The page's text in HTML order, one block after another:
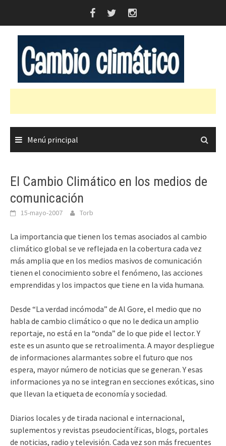
Menú principal
El Cambio Climático en los medios de
comunicación
15-mayo-2007 Torb
La importancia que tienen los temas asociados al cambio
climático global se ve reflejada en la cobertura cada vez
más amplia que en los medios masivos de comunicación
tienen el conocimiento sobre el fenómeno, las acciones
emprendidas y los impactos que tiene en la vida humana.
Desde “La verdad incómoda” de Al Gore, el medio que no
habla de cambio climático o que no le dedica un amplio
reportaje, no está en la “onda” de lo que pide el lector. Y
este es un asunto que se retroalimenta. A mayor despliegue
de informaciones alarmantes sobre el futuro que nos
espera, mayor número de noticias que se generan. Y esas
informaciones ya no se integran en secciones exóticas, sino
que llevan la etiqueta de economía y sociedad.
Diarios locales y de tirada nacional e internacional,
suplementos y revistas pseudocientíficas, blogs, portales
de noticias, radio y televisión. Cada vez son más frecuentes